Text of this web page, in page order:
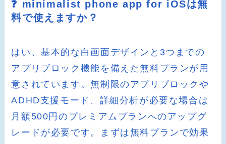
❓ minimalist phone app for iOSは無
料で使えますか？
はい、基本的な白画面デザインと3つまでの
アプリブロック機能を備えた無料プランが用
意されています。無制限のアプリブロックや
ADHD支援モード、詳細分析が必要な場合は
月額500円のプレミアムプランへのアップグ
レードが必要です。まずは無料プランで効果